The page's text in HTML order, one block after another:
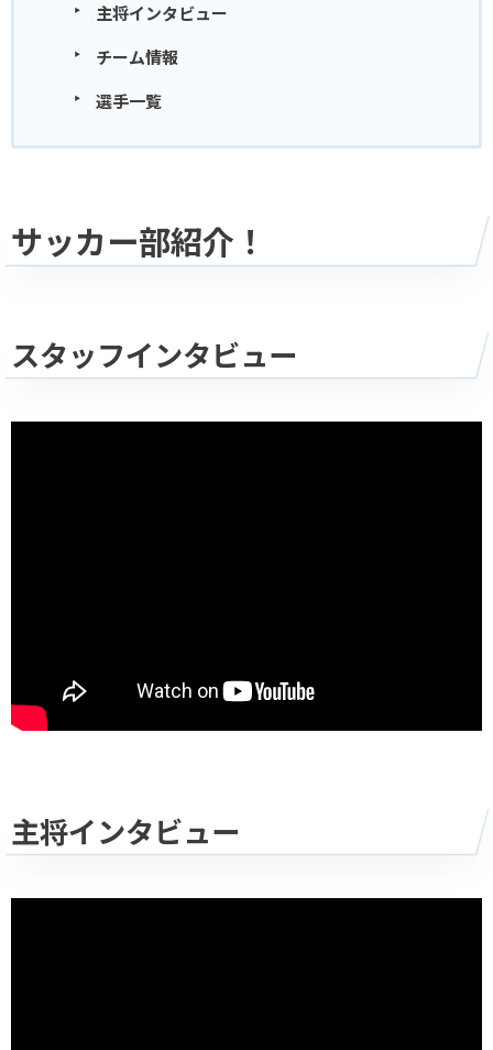
主将インタビュー
チーム情報
選手一覧
サッカー部紹介！
スタッフインタビュー
主将インタビュー